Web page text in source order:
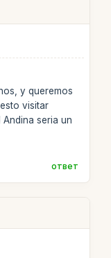
y queremos
visitar
seria un
ответ